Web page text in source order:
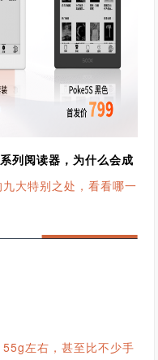
列阅读器，为什么会成
大特别之处，看看哪一
左右，甚至比不少手